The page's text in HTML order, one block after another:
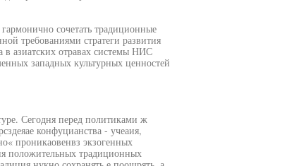
сочетать традиционные
требованиями стратеги развития
в азиатских отравах системы НИС
западных культурных ценностей
Сегодня перед политиками ж
конфуцианства - учеаия,
проникаовенвз экзогенных
положительных традиционных